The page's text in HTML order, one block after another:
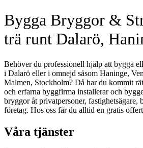
Bygga Bryggor &
trä runt Dalarö,
Behöver du professionell hjälp att bygga
i Dalarö eller i omnejd såsom Haninge,
Malmen, Stockholm? Då har du kommit
och erfarna byggfirma installerar och
bryggor åt privatpersoner, fastighetsägare,
företag. Hos oss får du alltid en gratis
Våra tjänster